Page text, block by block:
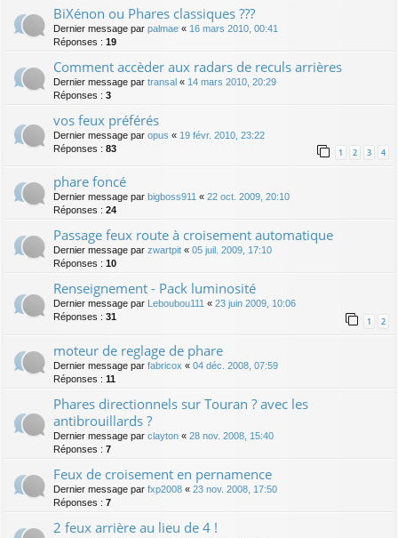
BiXénon ou Phares classiques ???
Dernier message par palmae « 16 mars 2010, 00:41
Réponses : 19
Comment accèder aux radars de reculs arrières
Dernier message par transal « 14 mars 2010, 20:29
Réponses : 3
vos feux préférés
Dernier message par opus « 19 févr. 2010, 23:22
Réponses : 83 1 2 3 4
phare foncé
Dernier message par bigboss911 « 22 oct. 2009, 20:10
Réponses : 24
Passage feux route à croisement automatique
Dernier message par zwartpit « 05 juil. 2009, 17:10
Réponses : 10
Renseignement - Pack luminosité
Dernier message par Leboubou111 « 23 juin 2009, 10:06
Réponses : 31 1 2
moteur de reglage de phare
Dernier message par fabricox « 04 déc. 2008, 07:59
Réponses : 11
Phares directionnels sur Touran ? avec les
antibrouillards ?
Dernier message par clayton « 28 nov. 2008, 15:40
Réponses : 7
Feux de croisement en pernamence
Dernier message par fxp2008 « 23 nov. 2008, 17:50
Réponses : 7
2 feux arrière au lieu de 4 !